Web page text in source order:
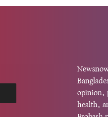
opinion,
health,
Probash